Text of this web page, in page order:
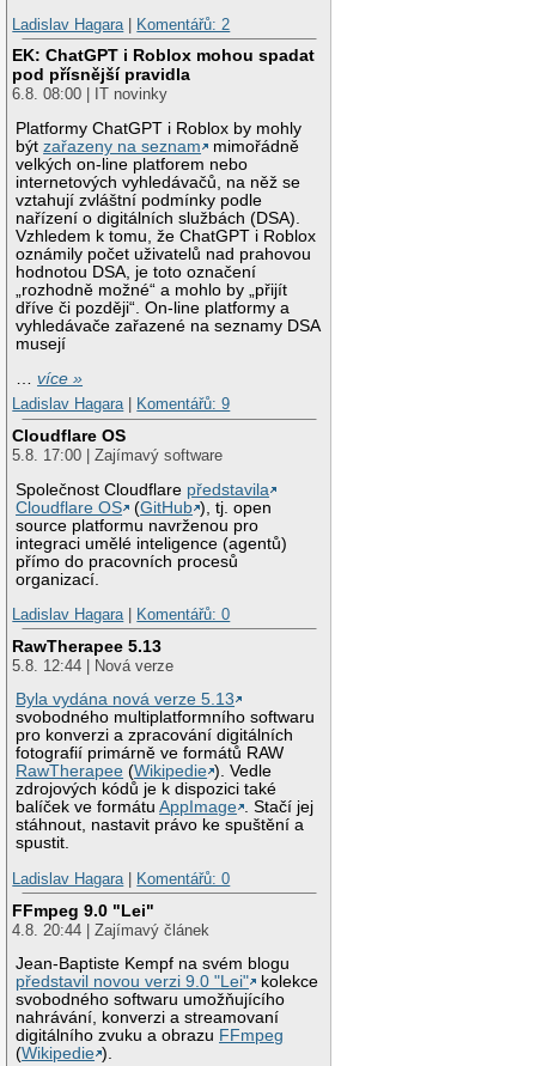
Ladislav Hagara
Komentářů: 2
EK: ChatGPT i Roblox mohou spadat
pod přísnější pravidla
6.8. 08:00 | IT novinky
Platformy ChatGPT i Roblox by mohly
býtzařazeny na seznam
mimořádně
velkých on-line platforem nebo
internetových vyhledávačů, na něž se
vztahují zvláštní podmínky podle
nařízení o digitálních službách (DSA).
Vzhledem k tomu, že ChatGPT i Roblox
oznámily počet uživatelů nad prahovou
hodnotou DSA, je toto označení
„rozhodně možné“ a mohlo by „přijít
dříve či později“. On-line platformy a
vyhledávače zařazené na seznamy DSA
musejí
…více »
Ladislav Hagara| Komentářů: 9
Cloudflare OS
5.8. 17:00 | Zajímavý software
Společnost Cloudflare představila
Cloudflare OS
(GitHub ), tj. open
source platformu navrženou pro
integraci umělé inteligence (agentů)
přímo do pracovních procesů
organizací.
Ladislav Hagara| Komentářů: 0
RawTherapee 5.13
5.8. 12:44 | Nová verze
Byla vydána nová verze 5.13
svobodného multiplatformního softwaru
pro konverzi a zpracování digitálních
fotografií primárně ve formátů RAW
RawTherapee (Wikipedie ). Vedle
zdrojových kódů je k dispozici také
balíček ve formátuAppImage . Stačí jej
stáhnout, nastavit právo ke spuštění a
spustit.
Ladislav Hagara| Komentářů: 0
FFmpeg 9.0 "Lei"
4.8. 20:44 | Zajímavý článek
Jean-Baptiste Kempf na svém blogu
představil novou verzi 9.0 "Lei"
kolekce
svobodného softwaru umožňujícího
nahrávání, konverzi a streamovaní
digitálního zvuku a obrazu FFmpeg
(Wikipedie ).